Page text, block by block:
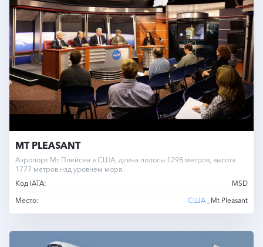
MT PLEASANT
Аэропорт Мт Плейсен в США, длина полосы 1298 метров, высота
1777 метров над уровнем моря.
Код IATA:
MSD
Место:
США , Mt Pleasant